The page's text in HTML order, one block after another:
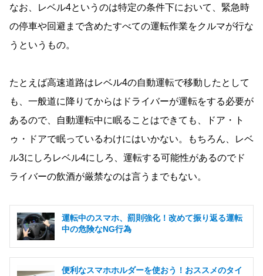
なお、レベル4というのは特定の条件下において、緊急時
の停車や回避まで含めたすべての運転作業をクルマが行な
うというもの。
たとえば高速道路はレベル4の自動運転で移動したとして
も、一般道に降りてからはドライバーが運転をする必要が
あるので、自動運転中に眠ることはできても、ドア・ト
ゥ・ドアで眠っているわけにはいかない。もちろん、レベ
ル3にしろレベル4にしろ、運転する可能性があるのでド
ライバーの飲酒が厳禁なのは言うまでもない。
運転中のスマホ、罰則強化！改めて振り返る運転
中の危険なNG行為
便利なスマホホルダーを使おう！おススメのタイ